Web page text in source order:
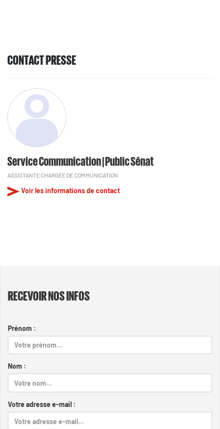
CONTACT PRESSE
Service Communication | Public Sénat
ASSISTANTE CHARGÉE DE COMMUNICATION
Voir les informations de contact
RECEVOIR NOS INFOS
Prénom :
Nom :
Votre adresse e-mail :